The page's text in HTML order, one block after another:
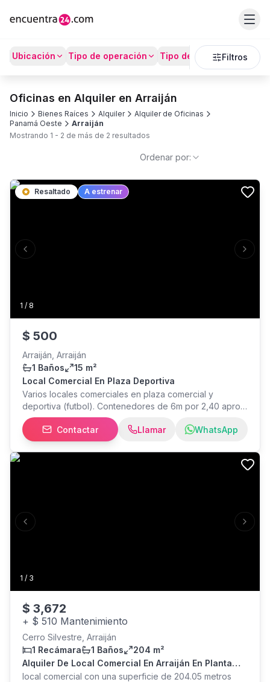
Ubicación Tipo de operación Tipo de Propiedad
Filtros
Oficinas en Alquiler en Arraiján
Inicio Bienes Raíces Alquiler
Alquiler de Oficinas
Panamá Oeste
Arraiján
Mostrando 1 - 2 de más de 2 resultados
Ordenar por:
1 / 8
Previous slide Next
Resaltado A estrenar
$ 500
Arraiján, Arraiján
1 Baños
15 m²
Local Comercial En Plaza Deportiva
Varios locales comerciales en plaza comercial y
deportiva (futbol). Contenedores de 6m por 2,40 aprox,
altura 2,40m Disponibilidad inmediata
Contactar
Llamar WhatsApp
1 / 3
Previous slide Next
$ 3,672
+ $ 510 Mantenimiento
Cerro Silvestre, Arraiján
1 Recámara
1 Baños
204 m²
Alquiler De Local Comercial En Arraiján En Planta
Baja Plaza Paseo Arraijan
local comercial con una superficie de 204.05 metros